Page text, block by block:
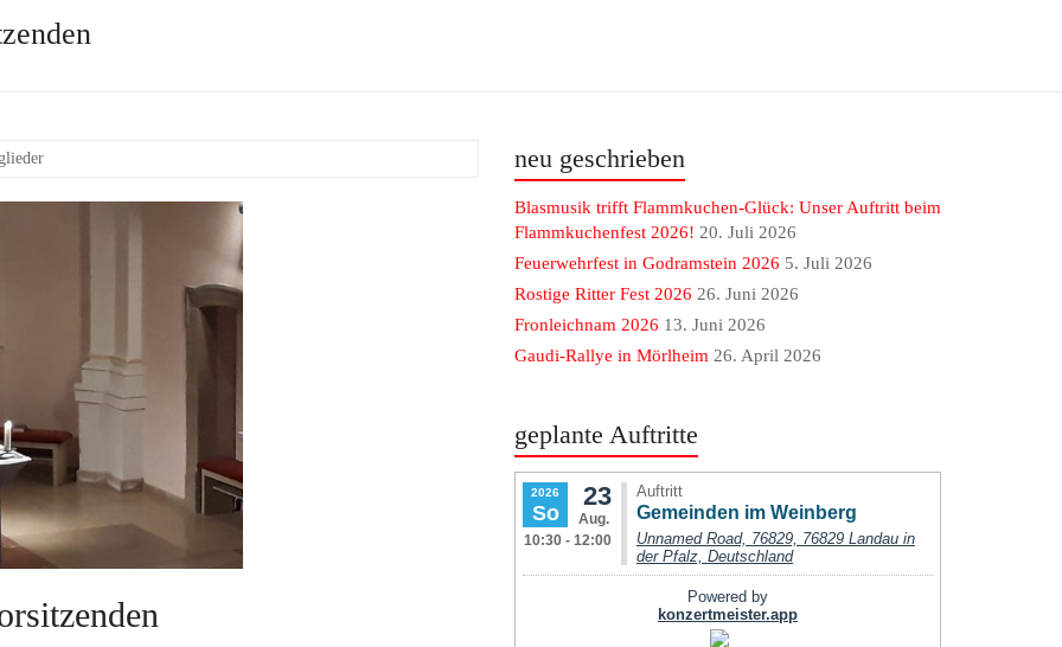
neu geschrieben
Blasmusik trifft Flammkuchen-Glück: Unser Auftritt beim
Flammkuchenfest 2026! 20. Juli 2026
Feuerwehrfest in Godramstein 2026 5. Juli 2026
Rostige Ritter Fest 2026 26. Juni 2026
Fronleichnam 2026 13. Juni 2026
Gaudi-Rallye in Mörlheim 26. April 2026
geplante Auftritte